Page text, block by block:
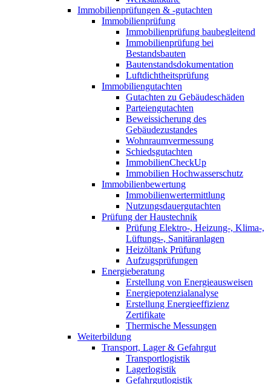
Immobilienprüfungen & -gutachten
Immobilienprüfung
Immobilienprüfung baubegleitend
Immobilienprüfung bei
Bestandsbauten
Bautenstandsdokumentation
Luftdichtheitsprüfung
Immobiliengutachten
Gutachten zu Gebäudeschäden
Parteiengutachten
Beweissicherung des
Gebäudezustandes
Wohnraumvermessung
Schiedsgutachten
ImmobilienCheckUp
Immobilien Hochwasserschutz
Immobilienbewertung
Immobilienwertermittlung
Nutzungsdauergutachten
Prüfung der Haustechnik
Prüfung Elektro-, Heizung-, Klima-,
Lüftungs-, Sanitäranlagen
Heizöltank Prüfung
Aufzugsprüfungen
Energieberatung
Erstellung von Energieausweisen
Energiepotenzialanalyse
Erstellung Energieeffizienz
Zertifikate
Thermische Messungen
Weiterbildung
Transport, Lager & Gefahrgut
Transportlogistik
Lagerlogistik
Gefahrgutlogistik